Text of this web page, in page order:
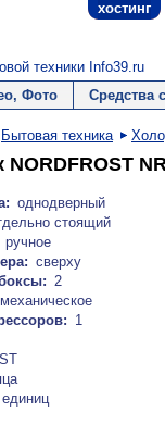
хостинг
техники Info39.ru
Фото Средства
Бытовая техника
однодверный
стоящий
ручное
сверху
2
механическое
1